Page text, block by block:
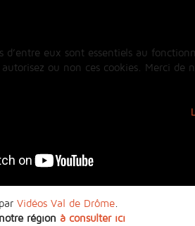
Vidéos Val de Drôme
région à consulter ici
eux sont essentiels au
ou non ces cookies. Merci